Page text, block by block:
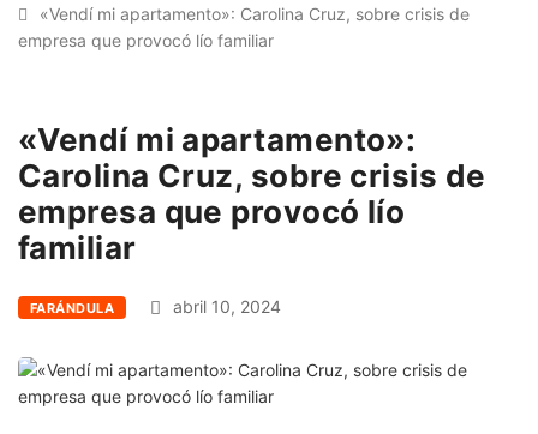
«Vendí mi apartamento»: Carolina Cruz, sobre crisis de
empresa que provocó lío familiar
«Vendí mi apartamento»:
Carolina Cruz, sobre crisis de
empresa que provocó lío
familiar
FARÁNDULA abril 10, 2024